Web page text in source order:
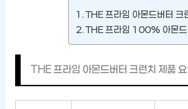
THE 프라임 아몬드버터 크
THE 프라임 100% 아몬
THE 프라임 아몬드버터 크런치 제품